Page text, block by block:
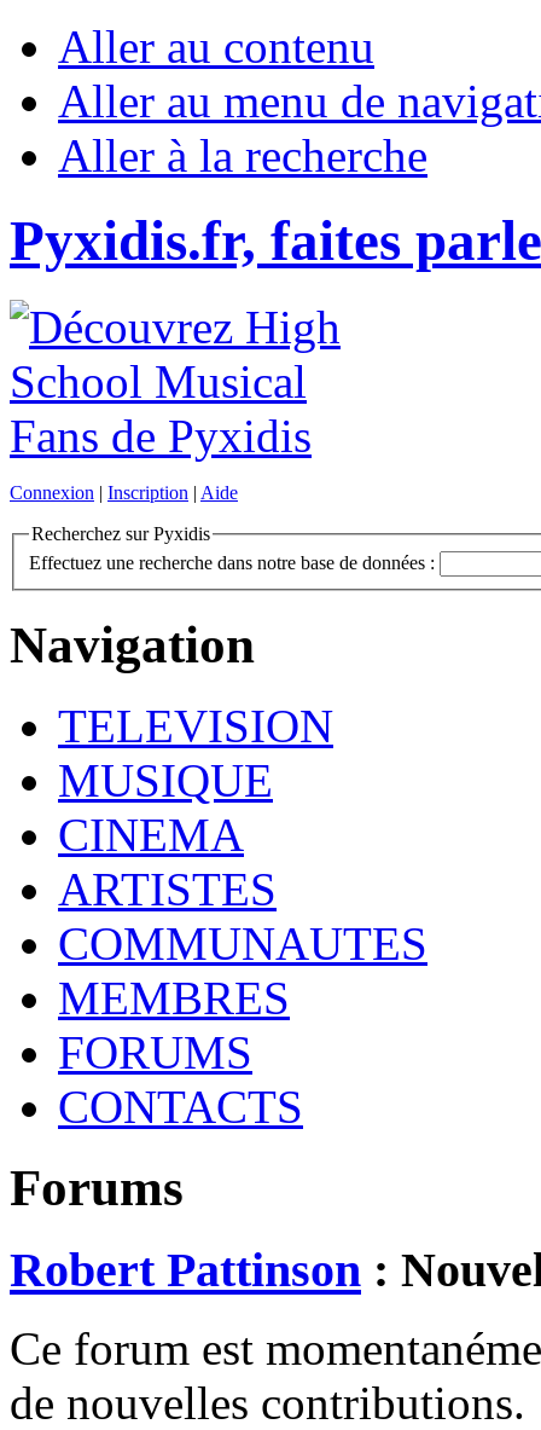
Aller au contenu
Aller au menu de
Aller à la recherche
Pyxidis.fr, faites
Connexion | Inscription | Aide
Recherchez sur Pyxidis
Effectuez une recherche dans notre base de données :
Navigation
TELEVISION
MUSIQUE
CINEMA
ARTISTES
COMMUNAUTES
MEMBRES
FORUMS
CONTACTS
Forums
Robert Pattinson :
Ce forum est
de nouvelles contributions.